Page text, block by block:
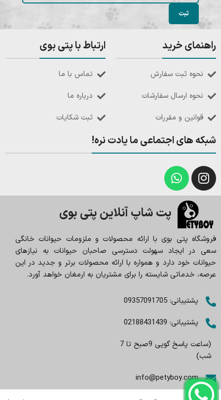
راهنمای خرید
نحوه ثبت سفارش
نحوه ارسال سفارشات
قوانین و مقررات
ارتباط با پتی بوی
تماس با ما
درباره ما
ثبت شکایات
شبکه های اجتماعی ما یادت نره!
پت شاپ آنلاین پتی بوی
فروشگاه پتی بوی با ارائه محصولات و ملزومات حیوانات خانگی
سعی در ایجاد سهولت دسترسی صاحبان حیوانات به نیازهای
حیوانات خود دارد و همواره با ارائه محصولات برتر و جدید در این
عرصه، خدماتی شایسته را برای مشتریان به ارمغان خواهد آورد.
پشتیبانی: 09357091705
پشتیبانی: 02188431439
(ساعت پاسخ گویی 9صبح تا 7
شب)
info@petyboy.com